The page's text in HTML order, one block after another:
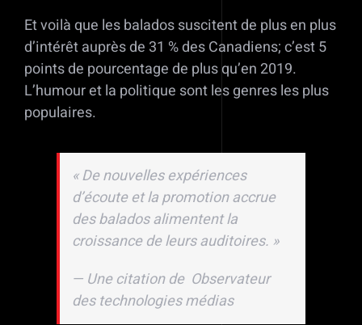
Et voilà que les balados suscitent de plus en plus
d’intérêt auprès de 31 % des Canadiens; c’est 5
points de pourcentage de plus qu’en 2019.
L’humour et la politique sont les genres les plus
populaires.
«De nouvelles expériences
d’écoute et la promotion accrue
des balados alimentent la
croissance de leurs auditoires. »
— Une citation de Observateur
des technologies médias